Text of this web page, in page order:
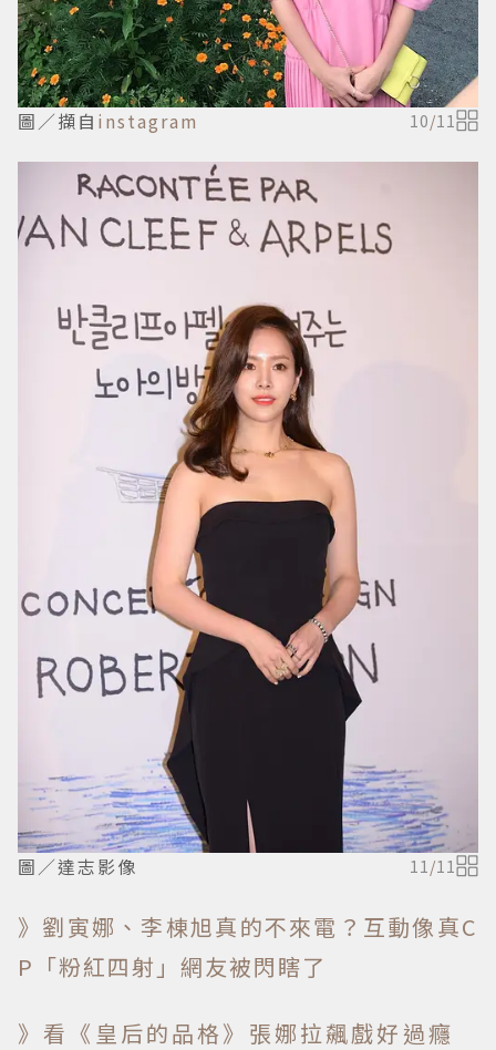
圖／擷自 instagram 10/11
圖／達志影像 11 /11
》劉寅娜、李棟旭真的不來電？互動像真C
P「粉紅四射」網友被閃瞎了
》看《皇后的品格》張娜拉飆戲好過癮